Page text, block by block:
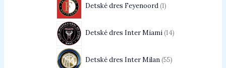
Detské dres Feyenoord 1
Detské dres Inter Miami 14
Detské dres Inter Milan 55